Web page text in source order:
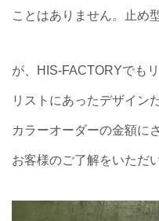
ことはありません。止め
が、HIS-FACTORYでも
リストにあったデザイン
カラーオーダーの金額に
お客様のご了解をいただ